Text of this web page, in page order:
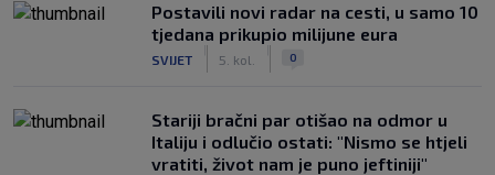
Postavili novi radar na cesti, u samo 10
tjedana prikupio milijune eura
SVIJET 5. kol. 0
Stariji bračni par otišao na odmor u
Italiju i odlučio ostati: "Nismo se htjeli
vratiti, život nam je puno jeftiniji"